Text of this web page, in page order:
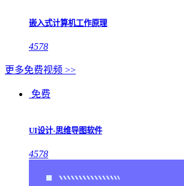
嵌入式计算机工作原理
4578
更多免费视频 >>
免费
UI设计-思维导图软件
4578